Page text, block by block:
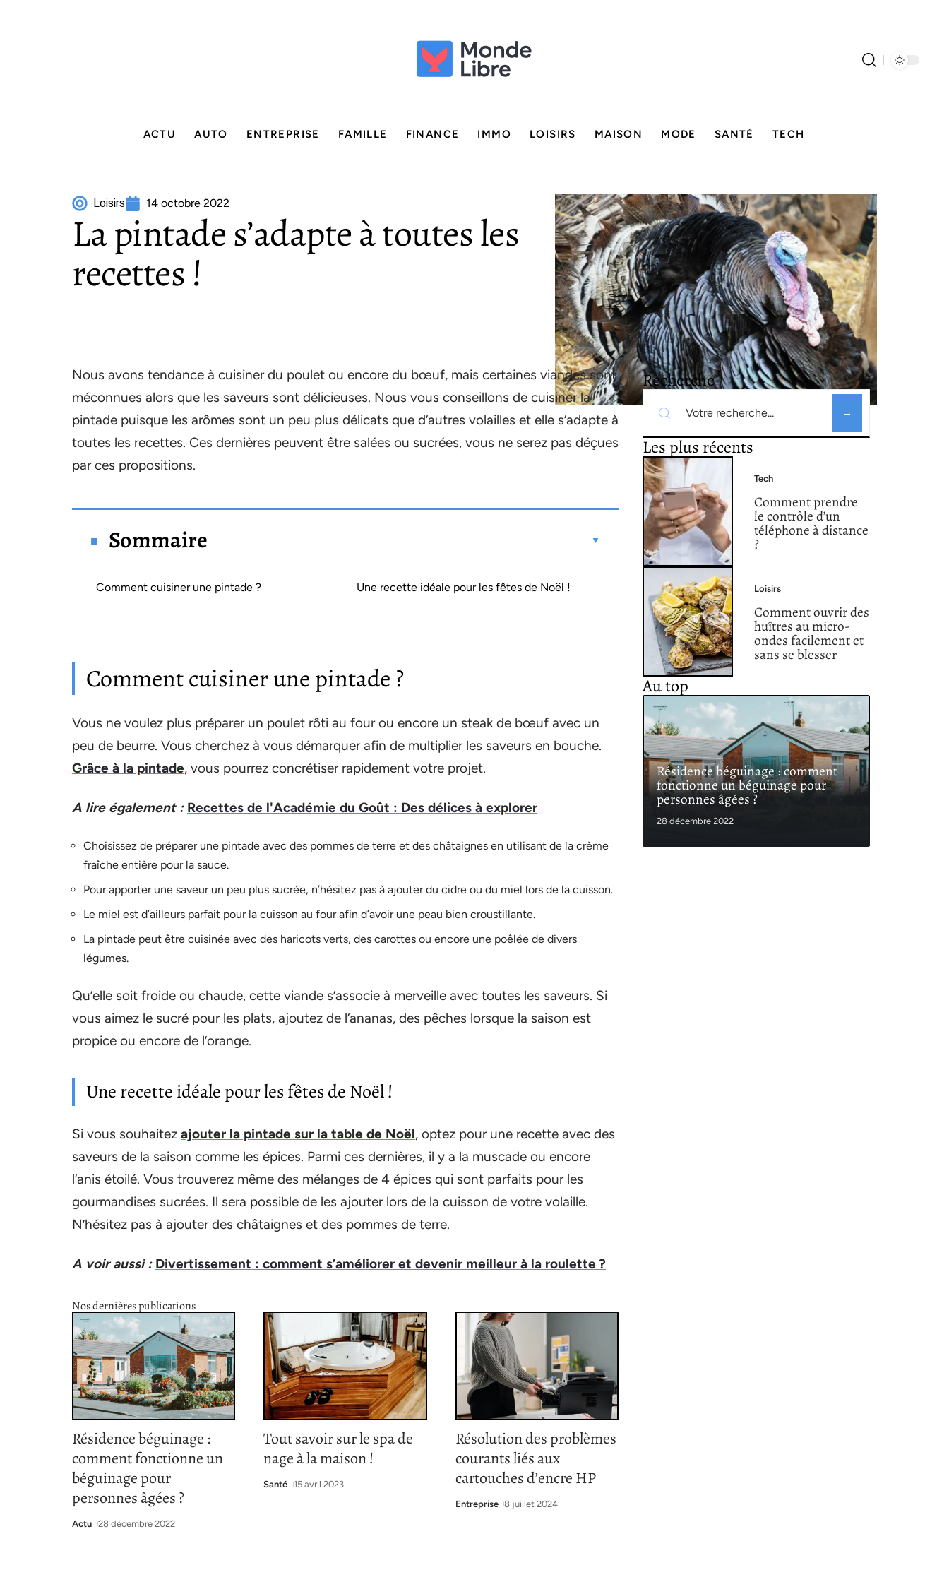
ACTU AUTO ENTREPRISE FAMILLE FINANCE IMMO LOISIRS MAISON MODE SANTÉ TECH
Loisirs 14 octobre 2022
La pintade s’adapte à toutes les
recettes !
Nous avons tendance à cuisiner du poulet ou encore du bœuf, mais certaines viandes sont
méconnues alors que les saveurs sont délicieuses. Nous vous conseillons de cuisiner la
pintade puisque les arômes sont un peu plus délicats que d’autres volailles et elle s’adapte à
toutes les recettes. Ces dernières peuvent être salées ou sucrées, vous ne serez pas déçues
par ces propositions.
Sommaire
Comment cuisiner une pintade ? Une recette idéale pour les fêtes de Noël !
Comment cuisiner une pintade ?
Vous ne voulez plus préparer un poulet rôti au four ou encore un steak de bœuf avec un
peu de beurre. Vous cherchez à vous démarquer afin de multiplier les saveurs en bouche.
Grâce à la pintade, vous pourrez concrétiser rapidement votre projet.
A lire également : Recettes de l'Académie du Goût : Des délices à explorer
Choisissez de préparer une pintade avec des pommes de terre et des châtaignes en utilisant de la crème
fraîche entière pour la sauce.
Pour apporter une saveur un peu plus sucrée, n’hésitez pas à ajouter du cidre ou du miel lors de la cuisson.
Le miel est d’ailleurs parfait pour la cuisson au four afin d’avoir une peau bien croustillante.
La pintade peut être cuisinée avec des haricots verts, des carottes ou encore une poêlée de divers
légumes.
Qu’elle soit froide ou chaude, cette viande s’associe à merveille avec toutes les saveurs. Si
vous aimez le sucré pour les plats, ajoutez de l’ananas, des pêches lorsque la saison est
propice ou encore de l’orange.
Une recette idéale pour les fêtes de Noël !
Si vous souhaitez ajouter la pintade sur la table de Noël, optez pour une recette avec des
saveurs de la saison comme les épices. Parmi ces dernières, il y a la muscade ou encore
l’anis étoilé. Vous trouverez même des mélanges de 4 épices qui sont parfaits pour les
gourmandises sucrées. Il sera possible de les ajouter lors de la cuisson de votre volaille.
N’hésitez pas à ajouter des châtaignes et des pommes de terre.
A voir aussi : Divertissement : comment s’améliorer et devenir meilleur à la roulette ?
Nos dernières publications
Résidence béguinage :
comment fonctionne un
béguinage pour
personnes âgées ?
Actu 28 décembre 2022
Tout savoir sur le spa de
nage à la maison !
Santé 15 avril 2023
Résolution des problèmes
courants liés aux
cartouches d’encre HP
Entreprise 8 juillet 2024
Recherche
Les plus récents
Tech
Comment prendre
le contrôle d’un
téléphone à distance
?
Loisirs
Comment ouvrir des
huîtres au micro-
ondes facilement et
sans se blesser
Au top
Résidence béguinage : comment
fonctionne un béguinage pour
personnes âgées ?
28 décembre 2022